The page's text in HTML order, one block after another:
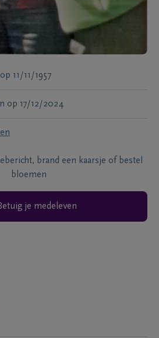
op 11/11/1957
op 17/12/2024
brand een kaarsje of bestel
bloemen
je medeleven